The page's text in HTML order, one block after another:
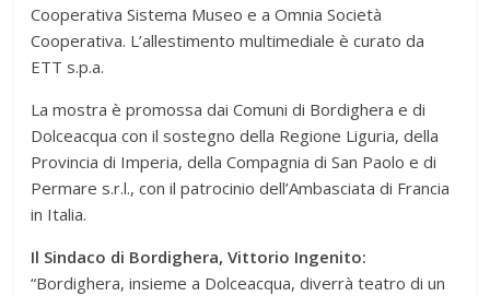
Cooperativa Sistema Museo e a Omnia Società
Cooperativa. L’allestimento multimediale è curato da
ETT s.p.a.
La mostra è promossa dai Comuni di Bordighera e di
Dolceacqua con il sostegno della Regione Liguria, della
Provincia di Imperia, della Compagnia di San Paolo e di
Permare s.r.l., con il patrocinio dell’Ambasciata di Francia
in Italia.
Il Sindaco di Bordighera, Vittorio Ingenito:
“Bordighera, insieme a Dolceacqua, diverrà teatro di un